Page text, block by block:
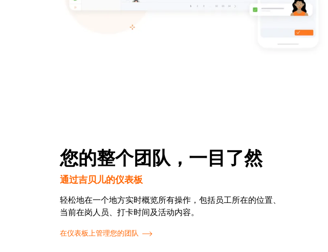
您的整个团队，一目了然
通过吉贝儿的仪表板
轻松地在一个地方实时概览所有操作，包括员工所在的位置、
当前在岗人员、打卡时间及活动内容。
在仪表板上管理您的团队